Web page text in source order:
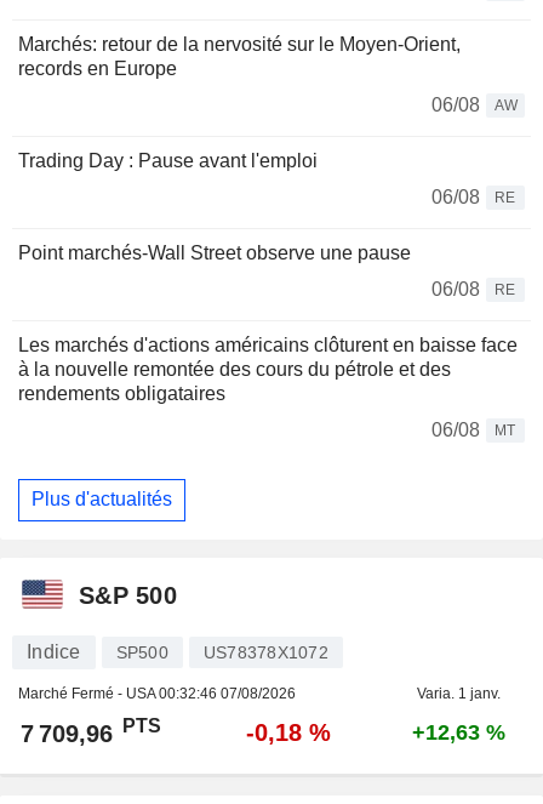
Marchés: retour de la nervosité sur le Moyen-Orient,
records en Europe
06/08
AW
Trading Day : Pause avant l'emploi
06/08
RE
Point marchés-Wall Street observe une pause
06/08
RE
Les marchés d'actions américains clôturent en baisse face
à la nouvelle remontée des cours du pétrole et des
rendements obligataires
06/08
MT
Plus d'actualités
S&P 500
Indice SP500 US78378X1072
Marché Fermé - USA00:32:46 07/08/2026 Varia. 1 janv.
7 709,96 PTS -0,18 % +12,63 %